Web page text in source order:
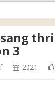
3
2021